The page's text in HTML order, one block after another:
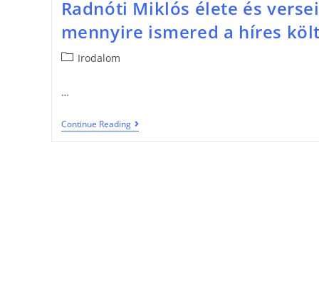
Radnóti Miklós élete és
mennyire ismered a híres
Irodalom
…
Continue Reading